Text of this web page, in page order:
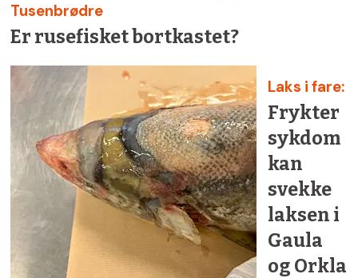
Tusenbrødre
Er rusefisket bortkastet?
Laks i fare:
Frykter
sykdom
kan
svekke
laksen i
Gaula
og Orkla